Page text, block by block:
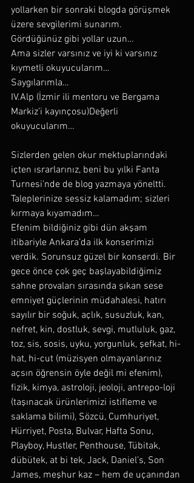
yollarken bir sonraki blogda görüşmek
üzere sevgilerimi sunarım.
Gördüğünüz gibi yollar uzun…
Ama sizler varsınız ve iyi ki varsınız
kıymetli okuyucularım…
Saygılarımla…
IV.Alp (İzmir ili mentoru ve Bergama
Markiz’i kayınçosu)Değerli
okuyucularım…
Sizlerden gelen okur mektuplarındaki
içten ısrarlarınız, beni bu yılki Fanta
Turnesi’nde de blog yazmaya yöneltti.
Taleplerinize sessiz kalamadım; sizleri
kırmaya kıyamadım…
Efenim bildiğiniz gibi dün akşam
itibariyle Ankara’da ilk konserimizi
verdik. Sorunsuz güzel bir konserdi. Bir
gece önce çok geç başlayabildiğimiz
sahne provaları sırasında şıkan sese
emniyet güçlerinin müdahalesi, hatırı
sayılır bir soğuk, açlık, susuzluk, kan,
nefret, kin, dostluk, sevgi, mutluluk, gaz,
toz, sis, sosis, uyku, yorgunluk, şefkat, hi-
hat, hi-cut (müzisyen olmayanlarınız
açsın öğrensin öyle değil mi efenim),
fizik, kimya, astroloji, jeoloji, antrepo-loji
(taşınacak ürünlerimizi istifleme ve
saklama bilimi), Sözcü, Cumhuriyet,
Hürriyet, Posta, Bulvar, Hafta Sonu,
Playboy, Hustler, Penthouse, Tübitak,
dübütek, at bi tek, Jack, Daniel’s, Son
James, meşhur kaz – hem de uçanından